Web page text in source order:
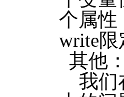
个属性
write
其他
我们